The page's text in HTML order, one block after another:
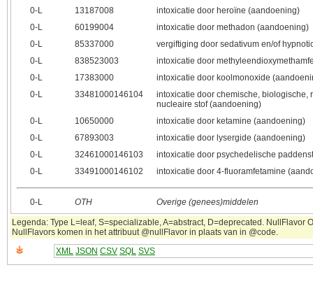
0‑L
13187008
intoxicatie door heroïne (aandoening)
0‑L
60199004
intoxicatie door methadon (aandoening)
0‑L
85337000
vergiftiging door sedativum en/of
0‑L
838523003
intoxicatie door
0‑L
17383000
intoxicatie door koolmonoxide
0‑L
33481000146104
intoxicatie door chemische, biologische,
nucleaire stof (aandoening)
0‑L
10650000
intoxicatie door ketamine (aandoening)
0‑L
67893003
intoxicatie door lysergide (aandoening)
0‑L
32461000146103
intoxicatie door psychedelische
0‑L
33491000146102 intoxicatie door 4-fluoramfetamine
0‑L OTH Overige (genees)middelen
Legenda: Type L=leaf, S=specializable, A=abstract, D=deprecated. NullFlavor
NullFlavors komen in het attribuut @nullFlavor in plaats van in @code.
XML JSON CSV SQL SVS